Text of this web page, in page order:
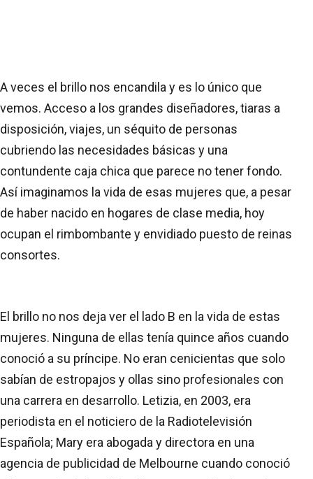
A veces el brillo nos encandila y es lo único que
vemos. Acceso a los grandes diseñadores, tiaras a
disposición, viajes, un séquito de personas
cubriendo las necesidades básicas y una
contundente caja chica que parece no tener fondo.
Así imaginamos la vida de esas mujeres que, a pesar
de haber nacido en hogares de clase media, hoy
ocupan el rimbombante y envidiado puesto de reinas
consortes.
El brillo no nos deja ver el lado B en la vida de estas
mujeres. Ninguna de ellas tenía quince años cuando
conoció a su príncipe. No eran cenicientas que solo
sabían de estropajos y ollas sino profesionales con
una carrera en desarrollo. Letizia, en 2003, era
periodista en el noticiero de la Radiotelevisión
Española; Mary era abogada y directora en una
agencia de publicidad de Melbourne cuando conoció